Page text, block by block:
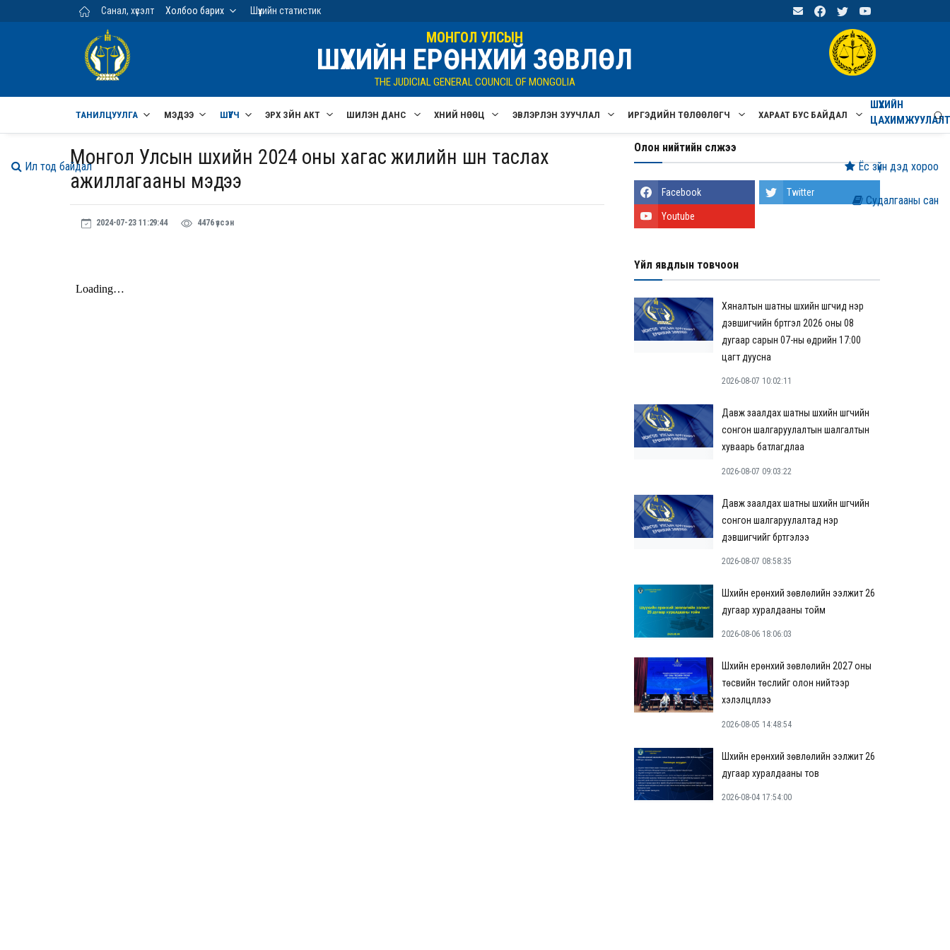
Үндсэн агуулга руу шилжих
Санал, хүсэлт Холбоо барих Шүүхийн статистик
МОНГОЛ УЛСЫН
ШҮҮХИЙН ЕРӨНХИЙ ЗӨВЛӨЛ
THE JUDICIAL GENERAL COUNCIL OF MONGOLIA
ТАНИЛЦУУЛГА МЭДЭЭ ШҮҮГЧ ЭРХ ЗҮЙН АКТ ШИЛЭН ДАНС ХҮНИЙ НӨӨЦ ЭВЛЭРҮҮЛЭН ЗУУЧЛАЛ ИРГЭДИЙН ТӨЛӨӨЛӨГЧ ХАРААТ БУС БАЙДАЛ
ШҮҮХИЙН
Монгол Улсын шүүхийн 2024 оны хагас жилийн шүүн таслах
ажиллагааны мэдээ
2024-07-23 11:29:44 4476 үзсэн
Олон нийтийн сүлжээ
Facebook Twitter
Youtube
Үйл явдлын товчоон
Хяналтын шатны шүүхийн шүүгчид нэр
дэвшигчийн бүртгэл 2026 оны 08
дугаар сарын 07-ны өдрийн 17:00
цагт дуусна
2026-08-07 10:02:11
Давж заалдах шатны шүүхийн шүүгчийн
сонгон шалгаруулалтын шалгалтын
хуваарь батлагдлаа
2026-08-07 09:03:22
Давж заалдах шатны шүүхийн шүүгчийн
сонгон шалгаруулалтад нэр
дэвшигчийг бүртгэлээ
2026-08-07 08:58:35
Шүүхийн ерөнхий зөвлөлийн ээлжит 26
дугаар хуралдааны тойм
2026-08-06 18:06:03
Шүүхийн ерөнхий зөвлөлийн 2027 оны
төсвийн төслийг олон нийтээр
хэлэлцүүллээ
2026-08-05 14:48:54
Шүүхийн ерөнхий зөвлөлийн ээлжит 26
дугаар хуралдааны тов
2026-08-04 17:54:00
Судалгааны сан
Ёс зүйн дэд хороо
Ил тод байдал